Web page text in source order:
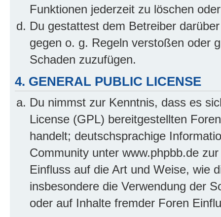
Funktionen jederzeit zu löschen
Du gestattest dem Betreiber
gegen o. g. Regeln verstoßen oder
Schaden zuzufügen.
4. GENERAL PUBLIC LICENSE
Du nimmst zur Kenntnis, dass es
License (GPL) bereitgestellten
handelt; deutschsprachige
Community unter www.phpbb.de
Einfluss auf die Art und Weise, wie
insbesondere die Verwendung der
oder auf Inhalte fremder Foren